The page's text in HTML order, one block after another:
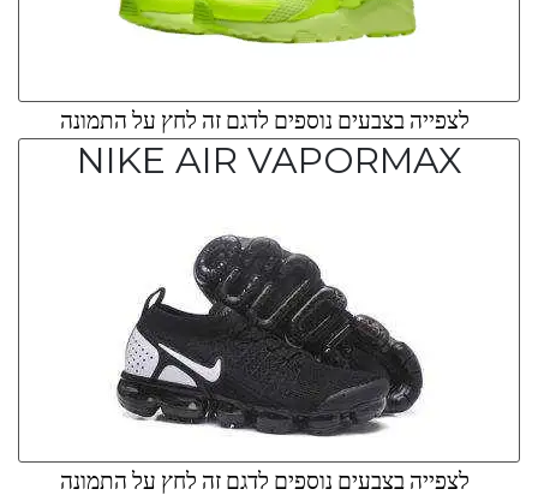
לצפייה בצבעים נוספים לדגם זה לחץ על התמונה
NIKE AIR VAPORMAX
לצפייה בצבעים נוספים לדגם זה לחץ על התמונה